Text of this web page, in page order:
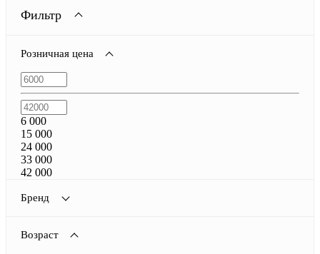
Фильтр
Розничная цена
6 000
15 000
24 000
33 000
42 000
Бренд
Возраст